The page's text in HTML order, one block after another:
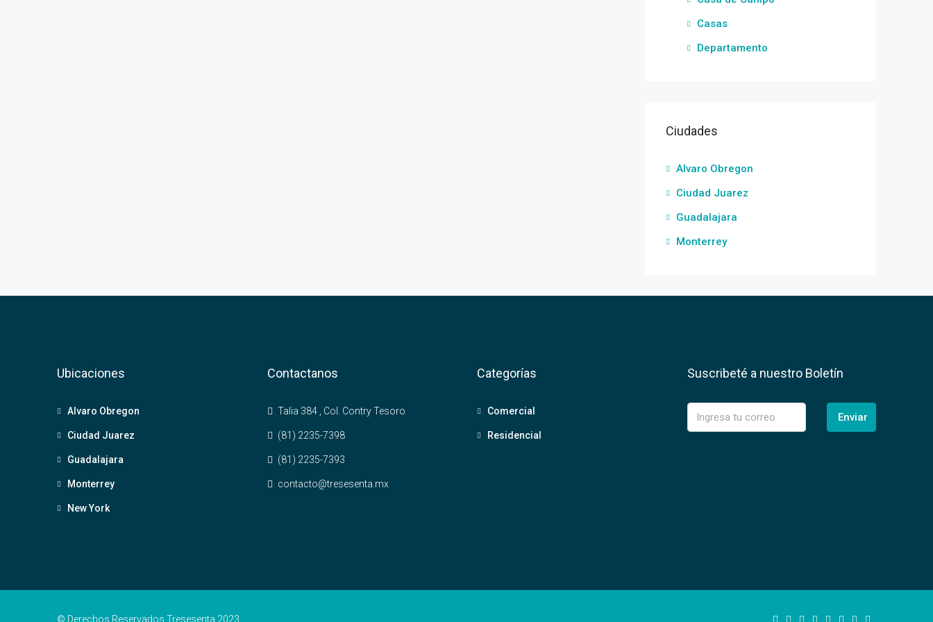
Casas
Departamento
Ciudades
Alvaro Obregon
Ciudad Juarez
Guadalajara
Monterrey
Ubicaciones
Alvaro Obregon
Ciudad Juarez
Guadalajara
Monterrey
New York
Contactanos
Talia 384 , Col. Contry Tesoro
(81) 2235-7398
(81) 2235-7393
contacto@tresesenta.mx
Categorías
Comercial
Residencial
Suscribeté a nuestro Boletín
Enviar
© Derechos Reservados Tresesenta 2023